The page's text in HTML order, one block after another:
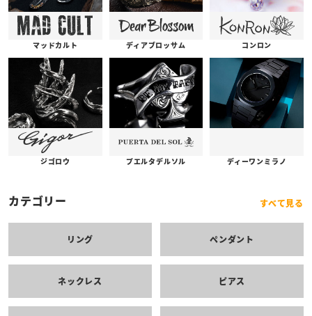
マッドカルト ディアブロッサム コンロン
ジゴロウ プエルタデルソル ディーワンミラノ
カテゴリー すべて見る
リング ペンダント
ネックレス ピアス